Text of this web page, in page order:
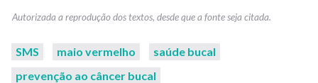
SMS maio vermelho
saúde bucal
prevenção ao câncer bucal